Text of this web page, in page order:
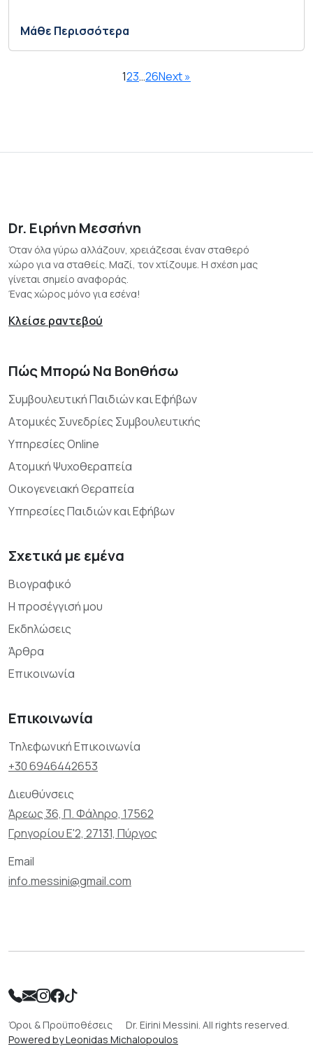
Μάθε Περισσότερα
123…26Next »
Dr. Ειρήνη Μεσσήνη
Όταν όλα γύρω αλλάζουν, χρειάζεσαι έναν σταθερό
χώρο για να σταθείς. Μαζί, τον χτίζουμε. Η σχέση μας
γίνεται σημείο αναφοράς.
Ένας χώρος μόνο για εσένα!
Κλείσε ραντεβού
Πώς Μπορώ Να Βοηθήσω
Συμβουλευτική Παιδιών και Εφήβων
Ατομικές Συνεδρίες Συμβουλευτικής
Υπηρεσίες Online
Ατομική Ψυχοθεραπεία
Οικογενειακή Θεραπεία
Υπηρεσίες Παιδιών και Εφήβων
Σχετικά με εμένα
Βιογραφικό
Η προσέγγισή μου
Εκδηλώσεις
Άρθρα
Επικοινωνία
Επικοινωνία
Τηλεφωνική Επικοινωνία
+30 6946442653
Διευθύνσεις
Άρεως 36, Π. Φάληρο, 17562
Γρηγορίου Ε'2, 27131, Πύργος
Email
info.messini@gmail.com
Όροι & Προϋποθέσεις
Dr. Eirini Messini. All rights reserved.
Powered by Leonidas Michalopoulos